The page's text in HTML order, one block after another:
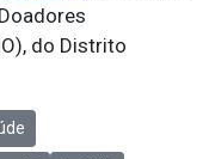
do Distrito